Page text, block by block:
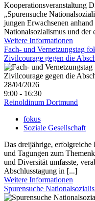
Kooperationsveranstaltung
„Spurensuche
jungen Erwachsenen
Nationalsozialismus und der
Weitere Informationen
Fach- und Vernetzungstag
Zivilcourage gegen die
28/04/2026
9:00 - 16:30
Reinoldinum Dortmund
fokus
Soziale Gesellschaft
Das dreijährige, erfolgreiche
und Tagungen zum
und Diversität umfasste,
Abschlusstagung in [...]
Weitere Informationen
Spurensuche